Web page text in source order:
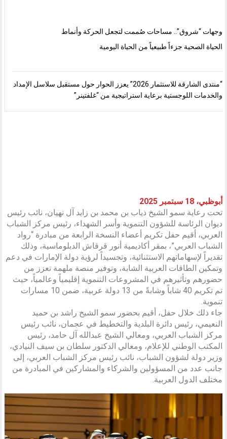
وجهات “شروق”.. مساحات صُممت لتجعل الحركة وأنماط
الحياة الصحية جزءاً طبيعياً من الحياة اليومية
“منتدى الشارقة للاستثمار 2026” يعزز الحوار حول مستقبل سلاسل الإمداد
والخدمات اللوجستية برعاية استراتيجية من “غلفتينر”
أبوظبي، 18 سبتمبر 2025
تحت رعاية سمو الشيخ ذياب بن محمد بن زايد آل نهيان، نائب رئيس
ديوان الرئاسة للشؤون التنموية وأسر الشهداء، رئيس مركز الشباب
العربي، أقيم حفل تكريم أعضاء النسخة الرابعة من مبادرة “رواد
الشباب العربي”، بمقر أكاديمية أنور قرقاش الدبلوماسية، وذلك
تقديراً لإسهاماتهم الاستثنائية، وتجسيداً لرؤية دولة الإمارات في دعم
وتمكين الطاقات العربية الشابة، وتوفير منصة ملهمة تعزز من
حضورهم وتأثيرهم في المشروعات التنموية إقليمياً وعالمياً، حيث
تم تكريم 40 شاباً وشابةً من 13 دولة عربية، ضمن 10 مسارات
تنموية.
جاء ذلك خلال حفل، أقيم بحضور سمو الشيخ راشد بن حميد
النعيمي، رئيس دائرة البلدية والتخطيط في عجمان، نائب رئيس
مركز الشباب العربي، ومعالي الشيخ عبدالله آل حامد، رئيس
المكتب الوطني للإعلام، ومعالي الدكتور سلطان بن سيف النيادي،
وزير دولة لشؤون الشباب، نائب رئيس مركز الشباب العربي، إلى
جانب عدد من المسؤولين والشركاء والمشاركين في المبادرة من
مختلف الدول العربية.